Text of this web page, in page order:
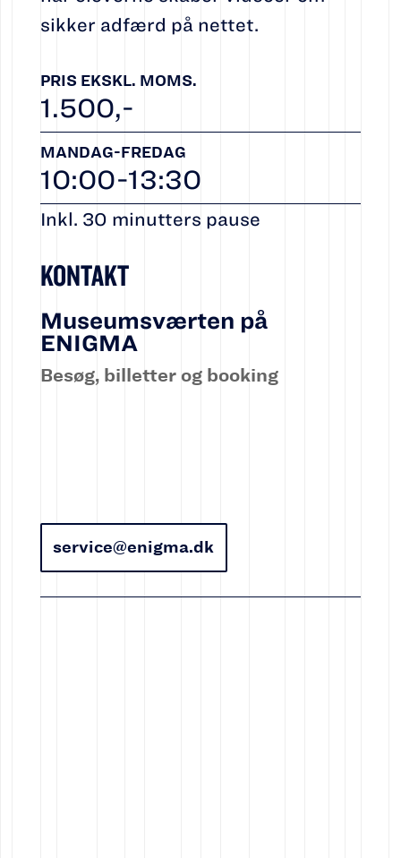
sikker adfærd på nettet.
PRIS EKSKL. MOMS.
1.500,-
MANDAG-FREDAG
10:00-13:30
Inkl. 30 minutters pause
KONTAKT
Museumsværten på
ENIGMA
Besøg, billetter og booking
service@enigma.dk